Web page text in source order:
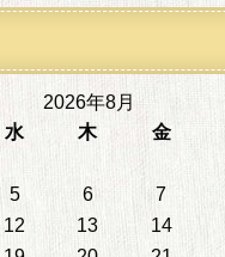
2026年8月
水 木 金
5 6 7
12 13 14